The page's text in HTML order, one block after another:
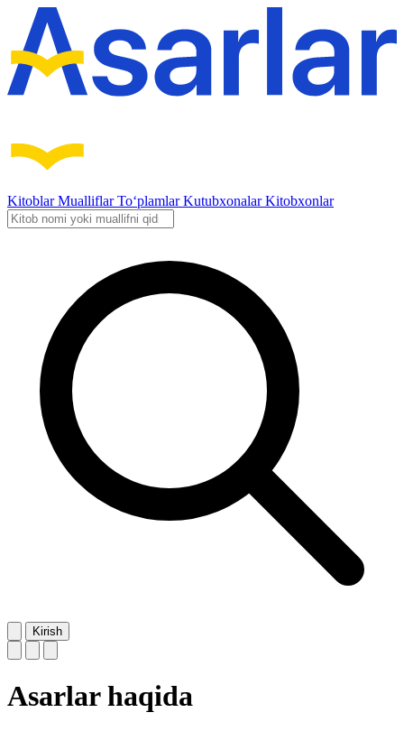
KitoblarMualliflarTo‘plamlarKutubxonalarKitobxonlar
Kirish
Asarlar haqida